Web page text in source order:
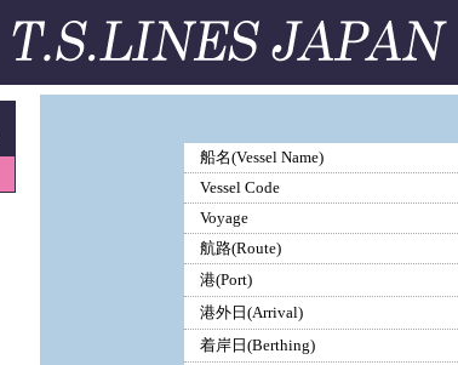
船名(Vessel Name)
Vessel Code
Voyage
航路(Route)
港(Port)
港外日(Arrival)
着岸日(Berthing)